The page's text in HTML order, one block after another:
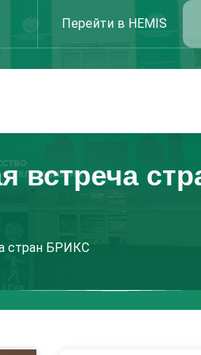
Перейти в HEMIS
встреча
стран БРИКС